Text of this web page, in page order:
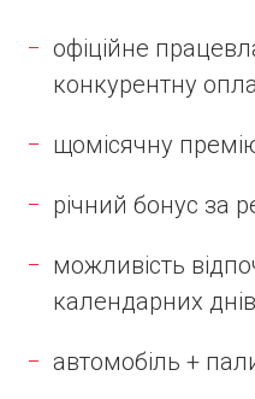
офіційне
конкурентну
щомісячну премію
річний бонус за
можливість
календарних
автомобіль +